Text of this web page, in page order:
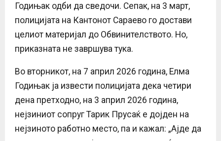
Годињак одби да сведочи. Сепак, на 3 март,
полицијата на Кантонот Сараево го достави
целиот материјал до Обвинителството. Но,
приказната не завршува тука.
Во вторникот, на 7 април 2026 година, Елма
Годињак ја извести полицијата дека четири
дена претходно, на 3 април 2026 година,
нејзиниот сопруг Тарик Прусаќ е дојден на
нејзиното работно место, па и кажал: „Ајде да